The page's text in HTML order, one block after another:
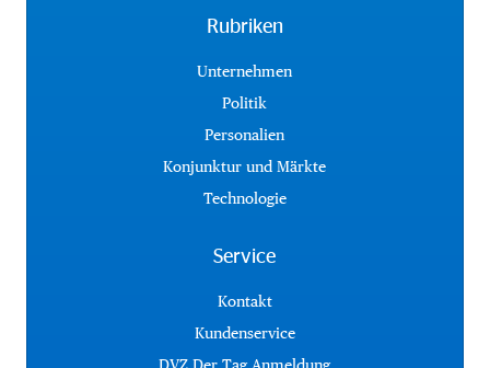
Rubriken
Unternehmen
Politik
Personalien
Konjunktur und Märkte
Technologie
Service
Kontakt
Kundenservice